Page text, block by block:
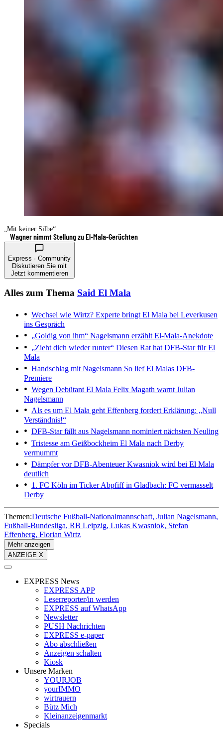
„Mit keiner Silbe“
Wagner nimmt Stellung zu El-Mala-Gerüchten
Express · Community
Diskutieren Sie mit
Jetzt kommentieren
Alles zum Thema Said El Mala
Wechsel wie Wirtz? Experte bringt El Mala bei Leverkusen
ins Gespräch
„Goldig von ihm“ Nagelsmann erzählt El-Mala-Anekdote
„Zieht dich wieder runter“ Diesen Rat hat DFB-Star für El
Mala
Handschlag mit Nagelsmann So lief El Malas DFB-
Premiere
Wegen Debütant El Mala Felix Magath warnt Julian
Nagelsmann
Als es um El Mala geht Effenberg fordert Erklärung: „Null
Verständnis!“
DFB-Star fällt aus Nagelsmann nominiert nächsten Neuling
Tristesse am Geißbockheim El Mala nach Derby
vermummt
Dämpfer vor DFB-AbenteuerKwasniok wird bei El Mala
deutlich
1. FC Köln im TickerAbpfiff in Gladbach: FC vermasselt
Derby
Themen:Deutsche Fußball-Nationalmannschaft Julian Nagelsmann
Fußball-Bundesliga RB Leipzig Lukas Kwasniok Stefan
Effenberg Florian Wirtz
Mehr anzeigen
ANZEIGE X
EXPRESS News
EXPRESS APP
Leserreporter/in werden
EXPRESS auf WhatsApp
Newsletter
PUSH Nachrichten
EXPRESS e-paper
Abo abschließen
Anzeigen schalten
Kiosk
Unsere Marken
YOURJOB
yourIMMO
wirtrauern
Bütz Mich
Kleinanzeigenmarkt
Specials